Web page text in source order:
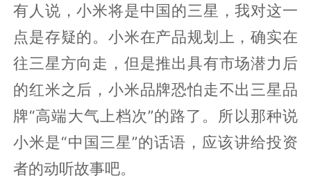
有人说，小米将是中国的三星，我对这一
点是存疑的。小米在产品规划上，确实在
往三星方向走，但是推出具有市场潜力后
的红米之后，小米品牌恐怕走不出三星品
牌“高端大气上档次”的路了。所以那种说
小米是“中国三星”的话语，应该讲给投资
者的动听故事吧。